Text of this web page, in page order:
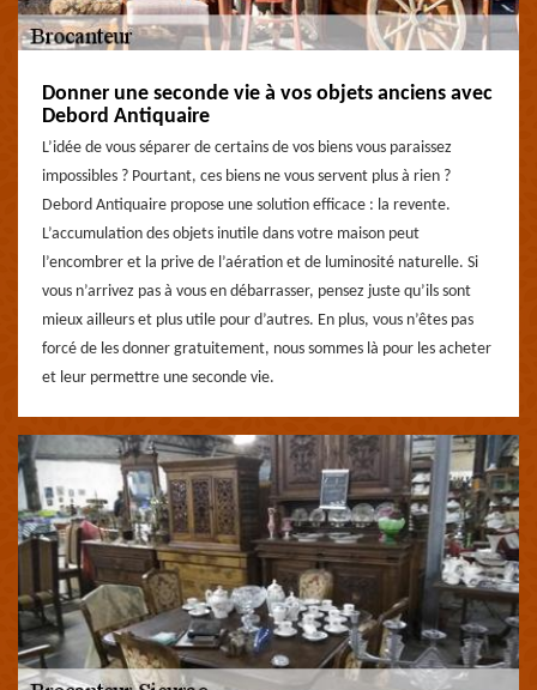
Donner une seconde vie à vos objets anciens avec
Debord Antiquaire
L’idée de vous séparer de certains de vos biens vous paraissez
impossibles ? Pourtant, ces biens ne vous servent plus à rien ?
Debord Antiquaire propose une solution efficace : la revente.
L’accumulation des objets inutile dans votre maison peut
l’encombrer et la prive de l’aération et de luminosité naturelle. Si
vous n’arrivez pas à vous en débarrasser, pensez juste qu’ils sont
mieux ailleurs et plus utile pour d’autres. En plus, vous n’êtes pas
forcé de les donner gratuitement, nous sommes là pour les acheter
et leur permettre une seconde vie.